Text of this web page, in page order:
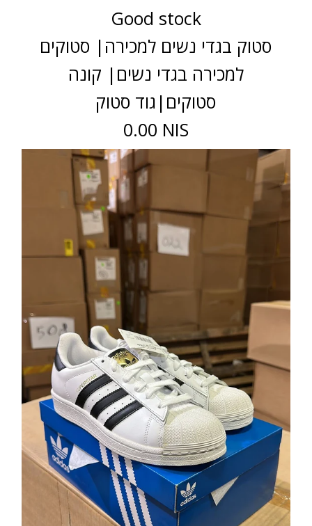
Good stock
סטוק בגדי נשים למכירה| סטוקים
למכירה בגדי נשים| קונה
סטוקים|גוד סטוק
0.00 NIS